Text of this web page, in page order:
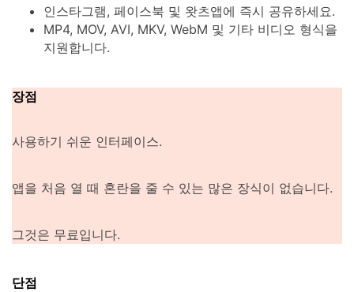
인스타그램, 페이스북 및 왓츠앱에 즉시 공유하세요.
MP4, MOV, AVI, MKV, WebM 및 기타 비디오 형식을
지원합니다.
장점
사용하기 쉬운 인터페이스.
앱을 처음 열 때 혼란을 줄 수 있는 많은 장식이 없습니다.
그것은 무료입니다.
단점